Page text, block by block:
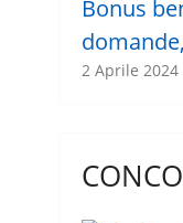
Bonus
2 Aprile 2024